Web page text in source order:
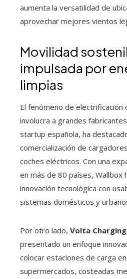
aumenta la versatilidad de
aprovechar mejores vientos
Movilidad
impulsada por
limpias
El fenómeno de electrificación
involucra a grandes
startup española, ha
comercialización de
coches eléctricos. Con una
en más de 80 países, Wallbox
innovación tecnológica con
sistemas domésticos y
Por otro lado, Volta Charging
presentado un enfoque
colocar estaciones de carga
supermercados, costeadas